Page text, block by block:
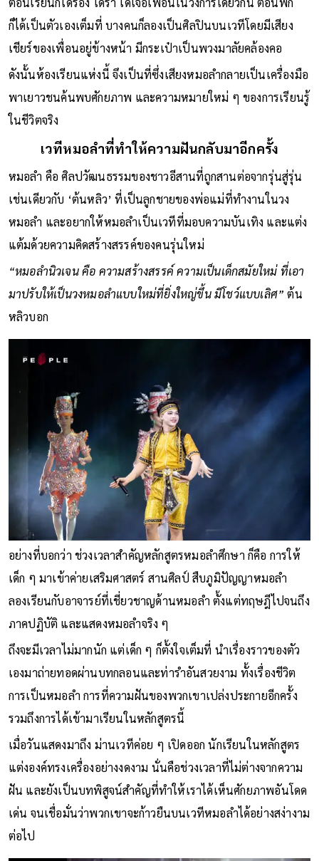
ก็ได้เป็นตัวเองเต็มที่ บางคนก็ลองเป็นศิลปินบนเวทีโดยมีเสียง
เชียร์ของเพื่อนอยู่ข้างหน้า มีกระเป๋าเป็นพวงมาลัยคล้องคอ
ดังนั้นห้องเรียนแห่งนี้ จึงเป็นที่ซึ่งเสียงหมอลำกลายเป็นเครื่องมือ
พาเยาวชนค้นพบศักยภาพ และความหมายใหม่ ๆ ของการเรียนรู้
ในชีวิตจริง
เวทีหมอลำที่ทำให้ความฝันกลับมาอีกครั้ง
หมอลำ คือ ศิลปวัฒนธรรมของชาวอีสานที่ถูกสานต่อจากรุ่นสู่รุ่น
เช่นเดียวกับ ‘ต้นหลิว’ ที่เป็นลูกชายของพ่อแม่ที่ทำงานในวง
หมอลำ และอยากให้หมอลำเป็นเวทีที่มอบความบันเทิง และแต่ง
แต้มด้วยความคิดสร้างสรรค์ของคนรุ่นใหม่
“หมอลำนิวเจน คือ ความสร้างสรรค์ ความเป็นเด็กสมัยใหม่ ที่เอา
มาปรับให้เป็นวงหมอลำแบบใหม่ที่ยิ่งใหญ่ขึ้น มีโชว์แบบเลิศ” ต้น
หลิวบอก
อย่างที่บอกว่า ช่วงเวลาสำคัญหลักสูตรหมอลำศึกษา ก็คือ การให้
เด็ก ๆ มาเข้าค่ายเสริมศาสตร์ สานศิลป์ สืบภูมิปัญญาหมอลำ
ลองเรียนกับอาจารย์ที่เชี่ยวชาญด้านหมอลำ ตั้งแต่ทฤษฎีไปจนถึง
ภาคปฏิบัติ และแสดงหมอลำจริง ๆ
ถึงจะมีเวลาไม่มากนัก แต่เด็ก ๆ ก็ตั้งใจเต็มที่ นำเรื่องราวของตัว
เองมาถ่ายทอดผ่านบทกลอนและท่ารำอันสวยงาม ทั้งเรื่องชีวิต
การเป็นหมอลำ การที่ความฝันของพวกเขาเปล่งประกายอีกครั้ง
รวมถึงการได้เข้ามาเรียนในหลักสูตรนี้
เมื่อวันแสดงมาถึง ม่านเวทีค่อย ๆ เปิดออก นักเรียนในหลักสูตร
แต่งองค์ทรงเครื่องอย่างงดงาม นั่นคือช่วงเวลาที่ไม่ต่างจากความ
ฝัน และยังเป็นบทพิสูจน์สำคัญที่ทำให้เราได้เห็นศักยภาพอันโดด
เด่น จนเชื่อมั่นว่าพวกเขาจะก้าวยืนบนเวทีหมอลำได้อย่างสง่างาม
ต่อไป